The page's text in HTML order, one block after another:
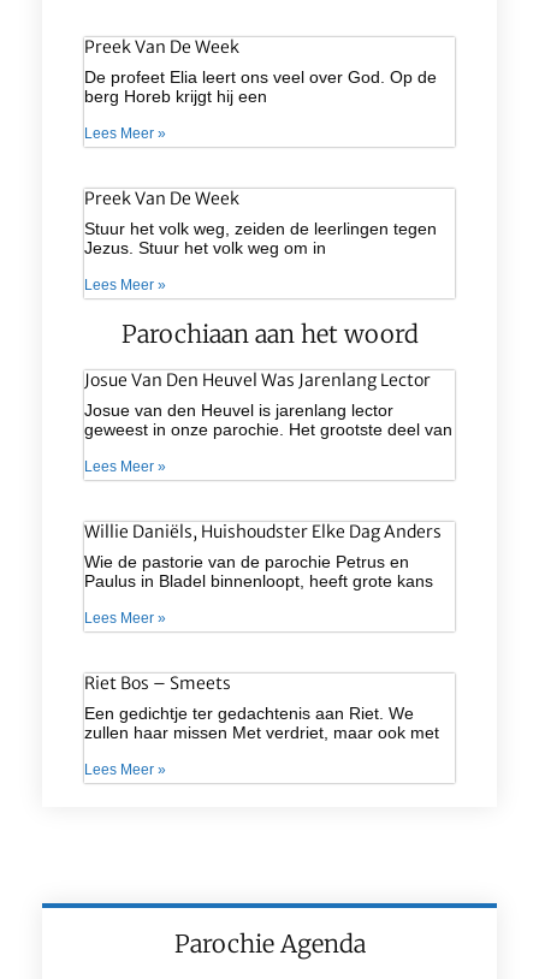
Preek Van De Week
De profeet Elia leert ons veel over God. Op de
berg Horeb krijgt hij een
Lees Meer »
Preek Van De Week
Stuur het volk weg, zeiden de leerlingen tegen
Jezus. Stuur het volk weg om in
Lees Meer »
Parochiaan aan het woord
Josue Van Den Heuvel Was Jarenlang Lector
Josue van den Heuvel is jarenlang lector
geweest in onze parochie. Het grootste deel van
Lees Meer »
Willie Daniëls, Huishoudster Elke Dag Anders
Wie de pastorie van de parochie Petrus en
Paulus in Bladel binnenloopt, heeft grote kans
Lees Meer »
Riet Bos – Smeets
Een gedichtje ter gedachtenis aan Riet. We
zullen haar missen Met verdriet, maar ook met
Lees Meer »
Parochie Agenda